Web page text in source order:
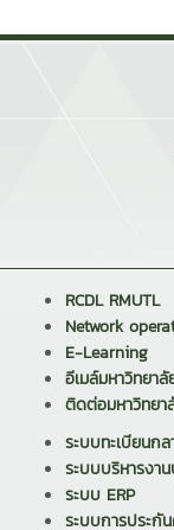
RCDL RMUTL
Network
E-Learning
อีเมล์มหาวิทยาลั
ติดต่อมหาวิทยา
ระบบทะเบียนกล
ระบบบริหารงา
ระบบ ERP
ระบบการประ